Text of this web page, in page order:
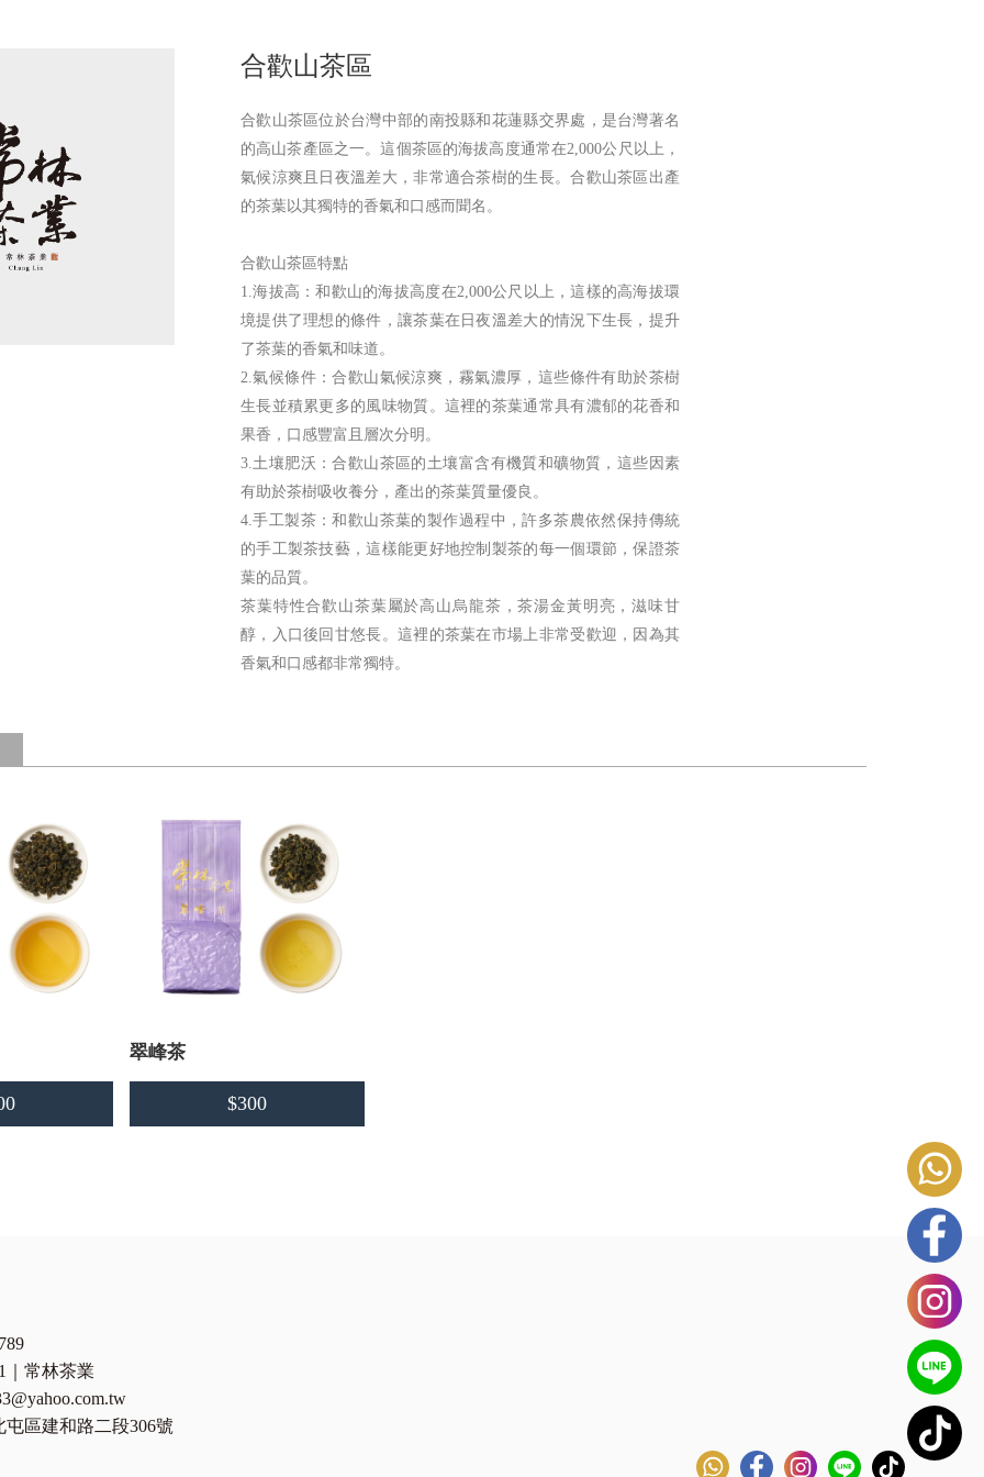
合歡山茶區
合歡山茶區位於台灣中部的南投縣和花蓮縣交界處，是台灣著名
的高山茶產區之一。這個茶區的海拔高度通常在2,000公尺以上，
氣候涼爽且日夜溫差大，非常適合茶樹的生長。合歡山茶區出產
的茶葉以其獨特的香氣和口感而聞名。
合歡山茶區特點
1.海拔高：和歡山的海拔高度在2,000公尺以上，這樣的高海拔環
境提供了理想的條件，讓茶葉在日夜溫差大的情況下生長，提升
了茶葉的香氣和味道。
2.氣候條件：合歡山氣候涼爽，霧氣濃厚，這些條件有助於茶樹
生長並積累更多的風味物質。這裡的茶葉通常具有濃郁的花香和
果香，口感豐富且層次分明。
3.土壤肥沃：合歡山茶區的土壤富含有機質和礦物質，這些因素
有助於茶樹吸收養分，產出的茶葉質量優良。
4.手工製茶：和歡山茶葉的製作過程中，許多茶農依然保持傳統
的手工製茶技藝，這樣能更好地控制製茶的每一個環節，保證茶
葉的品質。
茶葉特性合歡山茶葉屬於高山烏龍茶，茶湯金黃明亮，滋味甘
醇，入口後回甘悠長。這裡的茶葉在市場上非常受歡迎，因為其
香氣和口感都非常獨特。
翠峰茶
$300
｜常林茶業
區建和路二段306號